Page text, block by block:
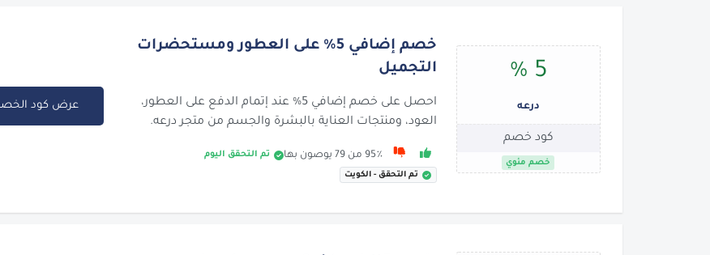
5 %
درعه
كود خصم
خصم مئوي
خصم إضافي 5% على العطور ومستحضرات
التجميل
احصل على خصم إضافي 5% عند إتمام الدفع على العطور،
العود، ومنتجات العناية بالبشرة والجسم من متجر درعه.
95٪ من 79 يوصون بها تم التحقق اليوم
تم التحقق - الكويت
عرض كود